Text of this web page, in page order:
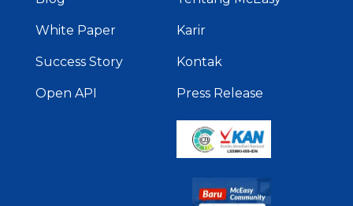
White Paper
Success Story
Open API
Karir
Kontak
Press Release